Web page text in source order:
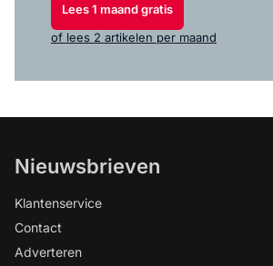
Lees 1 maand gratis
of lees 2 artikelen per maand
Nieuwsbrieven
Klantenservice
Contact
Adverteren